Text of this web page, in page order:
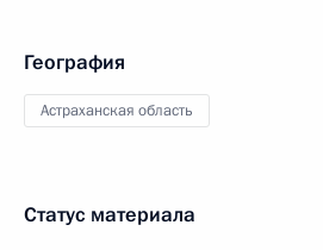
География
Астраханская область
Статус материала